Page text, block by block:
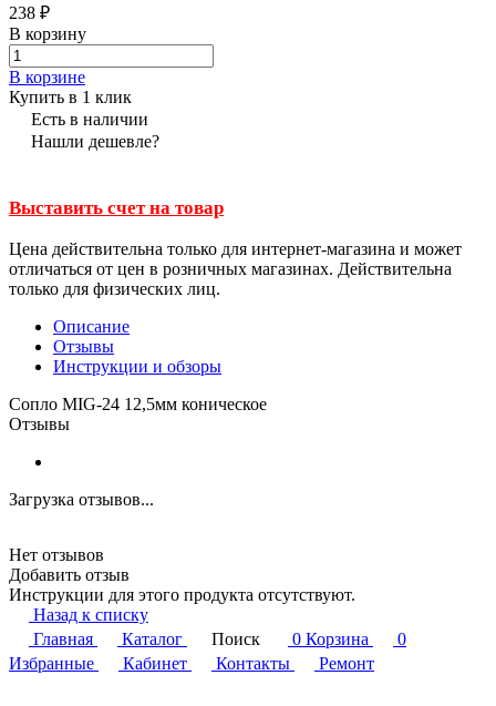
238 ₽
В корзину
В корзине
Купить в 1 клик
Есть в наличии
Нашли дешевле?
Выставить счет на товар
Цена действительна только для интернет-магазина и может
отличаться от цен в розничных магазинах. Действительна
только для физических лиц.
Описание
Отзывы
Инструкции и обзоры
Сопло MIG-24 12,5мм коническое
Отзывы
Загрузка отзывов...
Нет отзывов
Добавить отзыв
Инструкции для этого продукта отсутствуют.
Назад к списку
Главная
Каталог Поиск 0 Корзина
0
Избранные
Кабинет Контакты Ремонт